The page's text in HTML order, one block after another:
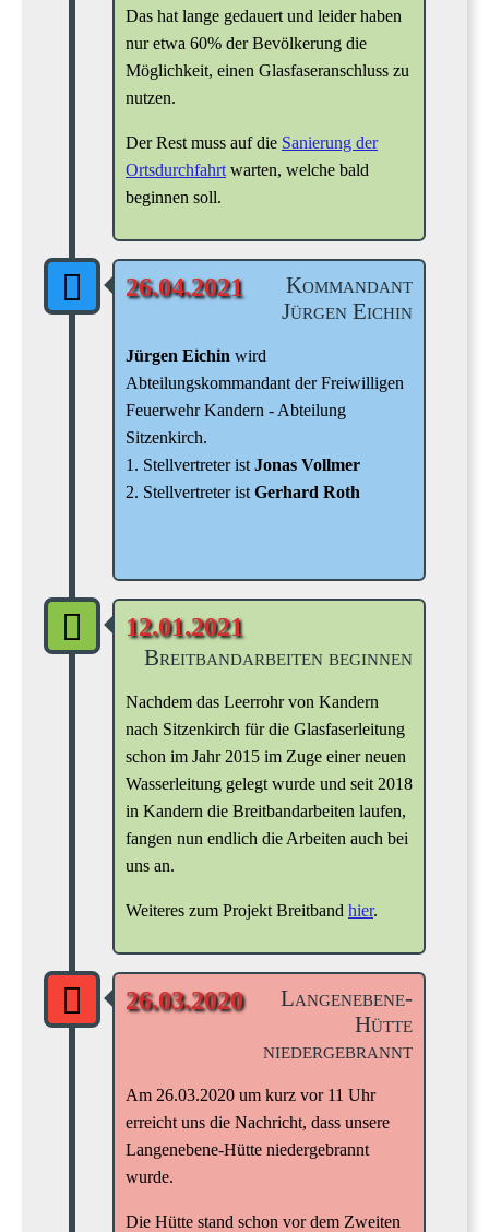
Das hat lange gedauert und leider haben
nur etwa 60% der Bevölkerung die
Möglichkeit, einen Glasfaseranschluss zu
nutzen.
Der Rest muss auf die Sanierung der
Ortsdurchfahrt warten, welche bald
beginnen soll.
26.04.2021
Kommandant
Jürgen Eichin
Jürgen Eichin wird
Abteilungskommandant der Freiwilligen
Feuerwehr Kandern - Abteilung
Sitzenkirch.
1. Stellvertreter ist Jonas Vollmer
2. Stellvertreter ist Gerhard Roth
12.01.2021
Breitbandarbeiten beginnen
Nachdem das Leerrohr von Kandern
nach Sitzenkirch für die Glasfaserleitung
schon im Jahr 2015 im Zuge einer neuen
Wasserleitung gelegt wurde und seit 2018
in Kandern die Breitbandarbeiten laufen,
fangen nun endlich die Arbeiten auch bei
uns an.
Weiteres zum Projekt Breitband hier.
26.03.2020
Langenebene-
Hütte
niedergebrannt
Am 26.03.2020 um kurz vor 11 Uhr
erreicht uns die Nachricht, dass unsere
Langenebene-Hütte niedergebrannt
wurde.
Die Hütte stand schon vor dem Zweiten